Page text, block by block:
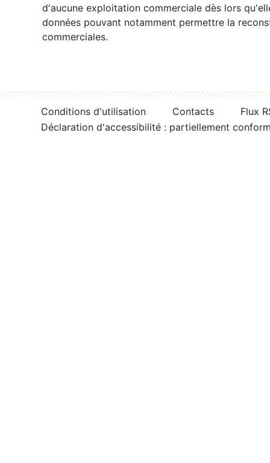
d'aucune exploitation commerciale dès lors
données pouvant notamment permettre la
commerciales.
Conditions d'utilisation Contacts
Flux
Déclaration d'accessibilité : partiellement